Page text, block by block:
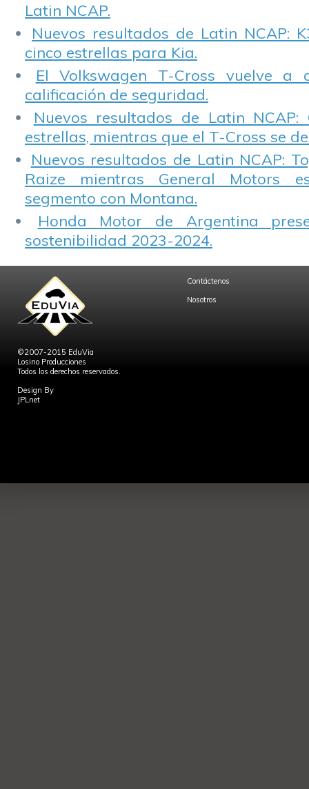
Latin NCAP.
Nuevos resultados de Latin NCAP:
cinco estrellas para Kia.
El Volkswagen T-Cross vuelve a
calificación de seguridad.
Nuevos resultados de Latin NCAP:
estrellas, mientras que el T-Cross se
Nuevos resultados de Latin NCAP:
Raize mientras General Motors
segmento con Montana.
Honda Motor de Argentina
sostenibilidad 2023-2024.
©2007-2015 EduVia
Losino Producciones
Todos los derechos reservados.
Design By
JPLnet
Contáctenos
Nosotros